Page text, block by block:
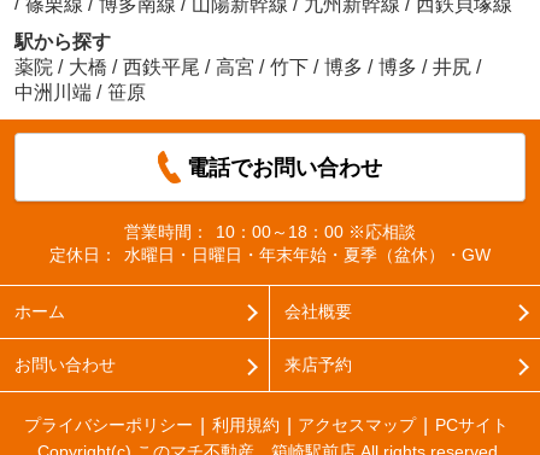
駅から探す
薬院 / 大橋 / 西鉄平尾 / 高宮 / 竹下 / 博多 / 博多 / 井尻 /
中洲川端 / 笹原
電話でお問い合わせ
営業時間：
10：00～18：00 ※応相談
定休日：
水曜日・日曜日・年末年始・夏季（盆休）・GW
ホーム 会社概要
お問い合わせ 来店予約
プライバシーポリシー 利用規約 アクセスマップ
PCサイト